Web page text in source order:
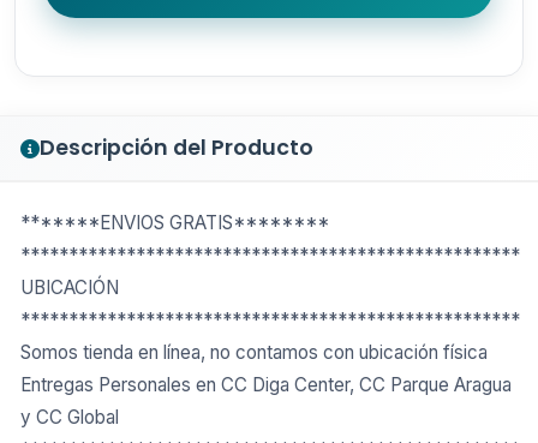
Descripción del Producto
*******ENVIOS GRATIS********
****************************************************
UBICACIÓN
****************************************************
Somos tienda en línea, no contamos con ubicación física
Entregas Personales en CC Diga Center, CC Parque Aragua
y CC Global